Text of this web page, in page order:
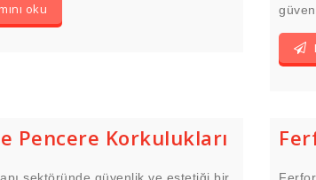
oku
Pencere Korkulukları